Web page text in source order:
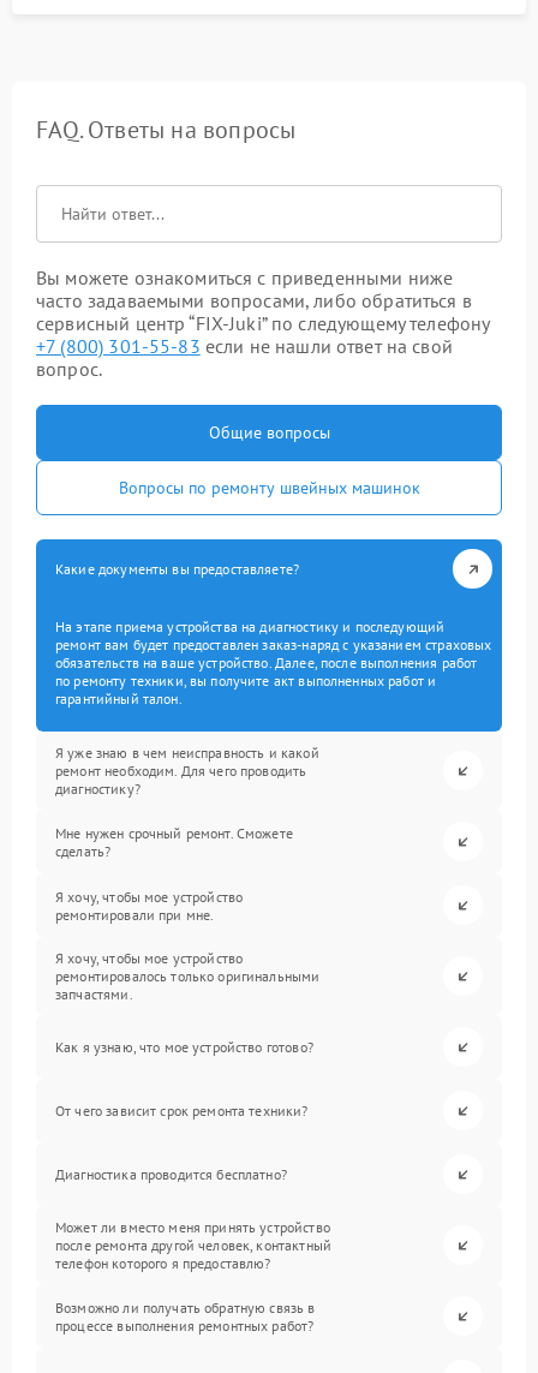
FAQ. Ответы на вопросы
Вы можете ознакомиться с приведенными ниже
часто задаваемыми вопросами, либо обратиться в
сервисный центр “FIX-Juki” по следующему телефону
+7 (800) 301-55-83 если не нашли ответ на свой
вопрос.
Общие вопросы
Вопросы по ремонту швейных машинок
Какие документы вы предоставляете?
На этапе приема устройства на диагностику и последующий
ремонт вам будет предоставлен заказ-наряд с указанием страховых
обязательств на ваше устройство. Далее, после выполнения работ
по ремонту техники, вы получите акт выполненных работ и
гарантийный талон.
Я уже знаю в чем неисправность и какой
ремонт необходим. Для чего проводить
диагностику?
Мне нужен срочный ремонт. Сможете
сделать?
Я хочу, чтобы мое устройство
ремонтировали при мне.
Я хочу, чтобы мое устройство
ремонтировалось только оригинальными
запчастями.
Как я узнаю, что мое устройство готово?
От чего зависит срок ремонта техники?
Диагностика проводится бесплатно?
Может ли вместо меня принять устройство
после ремонта другой человек, контактный
телефон которого я предоставлю?
Возможно ли получать обратную связь в
процессе выполнения ремонтных работ?